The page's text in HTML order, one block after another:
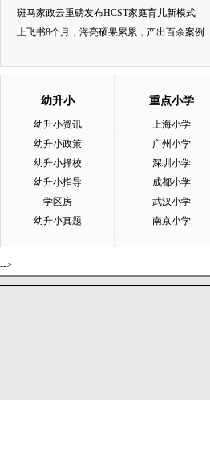
斑马家政云重磅发布HCST家庭育儿新模式
上飞书8个月，海亮硕果累累，产出百余案例
幼升小
幼升小资讯
幼升小政策
幼升小择校
幼升小指导
学区房
幼升小真题
重点小学
上海小学
广州小学
深圳小学
成都小学
武汉小学
南京小学
-->